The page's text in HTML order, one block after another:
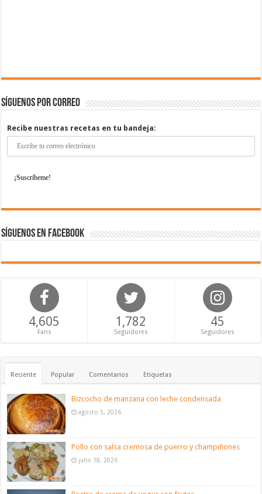
Síguenos por correo
Recibe nuestras recetas en tu bandeja:
Síguenos en Facebook
4,605
Fans
1,782
Seguidores
45
Seguidores
Reciente Popular Comentarios Etiquetas
Bizcocho de manzana con leche condensada
agosto 5, 2026
Pollo con salsa cremosa de puerro y champiñones
julio 18, 2026